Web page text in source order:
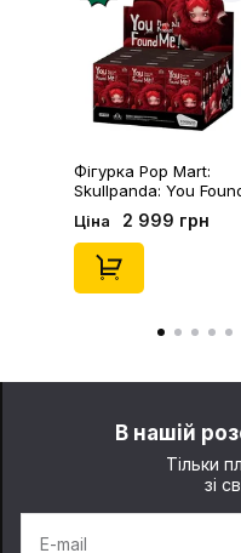
Фігурка Pop Mart:
Skullpanda: You
Me!: Plush Doll Pendant
Series (Blind Box: 1 з
10) (Secret Edition),
(29347)
Ціна 2 999 грн
В нашій
Тільки
зі
E-mail